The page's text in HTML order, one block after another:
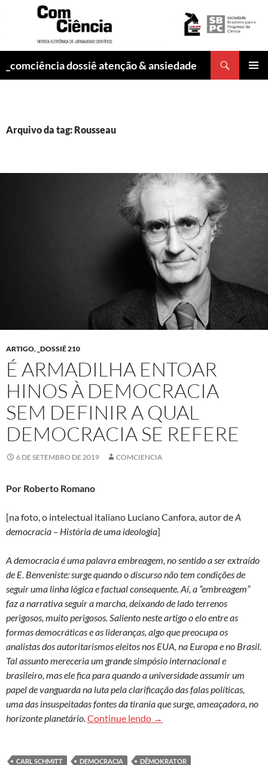
_comciência dossiê atenção & ansiedade
Arquivo da tag: Rousseau
ARTIGO, _DOSSIÊ 210
É ARMADILHA ENTOAR
HINOS À DEMOCRACIA
SEM DEFINIR A QUAL
DEMOCRACIA SE REFERE
6 DE SETEMBRO DE 2019 COMCIENCIA
Por Roberto Romano
[na foto, o intelectual italiano Luciano Canfora, autor deA
democracia – História de uma ideologia]
A democracia é uma palavra embreagem, no sentido a ser extraído
de E. Benveniste: surge quando o discurso não tem condições de
seguir uma linha lógica e factual consequente. Aí, a “embreagem”
faz a narrativa seguir a marcha, deixando de lado terrenos
perigosos, muito perigosos. Saliento neste artigo o elo entre as
formas democráticas e as lideranças, algo que preocupa os
analistas dos autoritarismos eleitos nos EUA, na Europa e no Brasil.
Tal assunto mereceria um grande simpósio internacional e
brasileiro, mas ele fica para quando a universidade assumir um
papel de vanguarda na luta pela clarificação das falas políticas,
uma das insuspeitadas fontes da tirania que surge, ameaçadora, no
horizonte planetário. Continue lendo É armadilha entoar hinos
→
CARL SCHMITT DEMOCRACIA
DÊMOKRATOR